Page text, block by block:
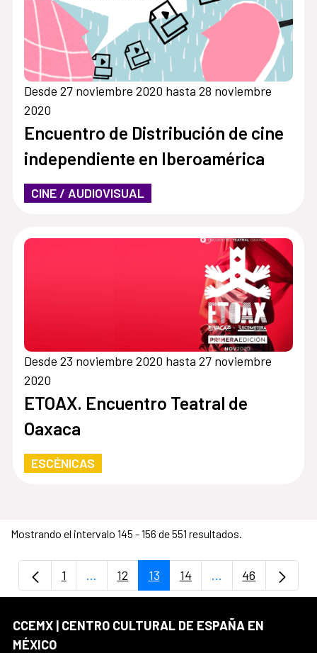
Desde 27 noviembre 2020 hasta 28 noviembre
2020
Encuentro de Distribución de cine
independiente en Iberoamérica
CINE / AUDIOVISUAL
Desde 23 noviembre 2020 hasta 27 noviembre
2020
ETOAX. Encuentro Teatral de
Oaxaca
ESCÉNICAS
Mostrando el intervalo 145 - 156 de 551 resultados.
Página
1 ...Páginas intermedias Use TAB para
Página
12 Página
13 Página
14 ...PáginasPágina
46
CCEMX | CENTRO CULTURAL DE ESPAÑA EN
MÉXICO